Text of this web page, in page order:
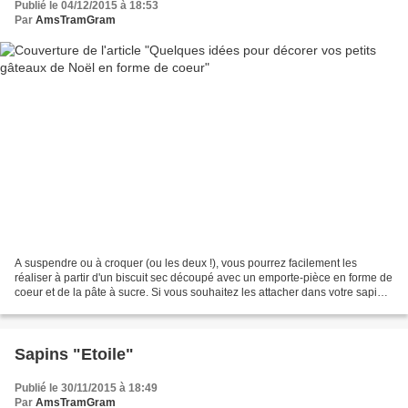
Publié le 04/12/2015 à 18:53
Par AmsTramGram
A suspendre ou à croquer (ou les deux !), vous pourrez facilement les
réaliser à partir d'un biscuit sec découpé avec un emporte-pièce en forme de
coeur et de la pâte à sucre. Si vous souhaitez les attacher dans votre sapin,
Sapins "Etoile"
Publié le 30/11/2015 à 18:49
Par AmsTramGram